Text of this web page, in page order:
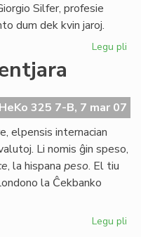
Silfer, profesie
dum dek kvin jaroj.
Legu pli
HeKo 325 7-B, 7 mar 07
elpensis internacian
Li nomis ĝin speso,
, la hispana peso. El tiu
la Ĉekbanko
Legu pli